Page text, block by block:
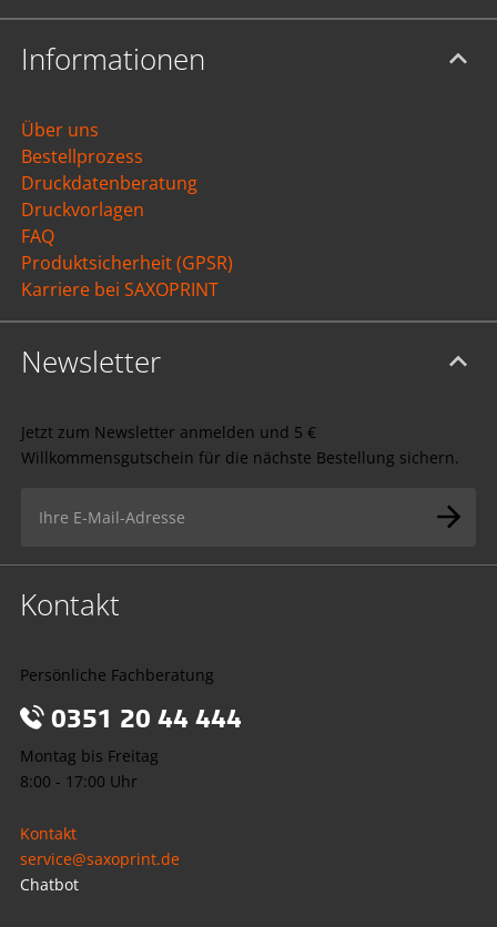
Informationen
Über uns
Bestellprozess
Druckdatenberatung
Druckvorlagen
FAQ
Produktsicherheit (GPSR)
Karriere bei SAXOPRINT
Newsletter
Jetzt zum Newsletter anmelden und 5 €
Willkommensgutschein für die nächste Bestellung sichern.
Kontakt
Persönliche Fachberatung
0351 20 44 444
Montag bis Freitag
8:00 - 17:00 Uhr
Kontakt
service@saxoprint.de
Chatbot